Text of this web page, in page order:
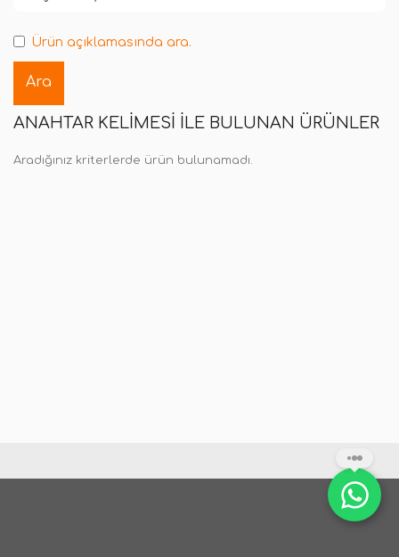
Ürün açıklamasında ara.
ANAHTAR KELIMESI ILE BULUNAN ÜRÜNLER
Aradığınız kriterlerde ürün bulunamadı.